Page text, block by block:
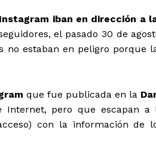
iban en dirección a
el pasado 30 de
no estaban en peligro porque
que fue publicada en la
pero que escapan a
con la información de